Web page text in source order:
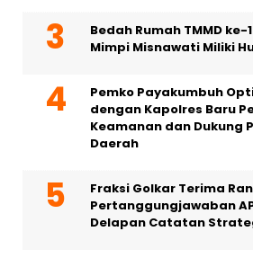
Bedah Rumah TMMD ke-
Mimpi Misnawati Miliki
Pemko Payakumbuh
dengan Kapolres Baru
Keamanan dan Dukung
Daerah
Fraksi Golkar Terima
Pertanggungjawaban
Delapan Catatan